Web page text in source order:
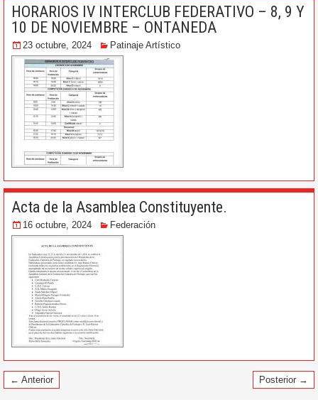
HORARIOS IV INTERCLUB FEDERATIVO – 8, 9 Y
10 DE NOVIEMBRE – ONTANEDA
23 octubre, 2024 Patinaje Artístico
Acta de la Asamblea Constituyente.
16 octubre, 2024 Federación
← Anterior Posterior →